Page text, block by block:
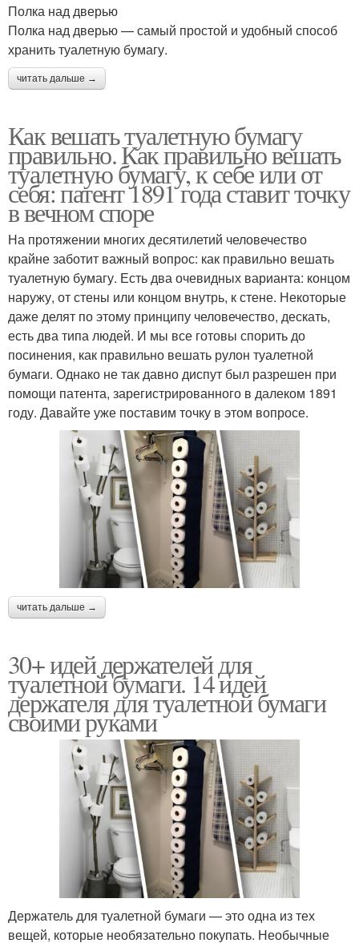
Полка над дверью
Полка над дверью — самый простой и удобный способ
хранить туалетную бумагу.
читать дальше →
Как вешать туалетную бумагу
правильно. Как правильно вешать
туалетную бумагу, к себе или от
себя: патент 1891 года ставит точку
в вечном споре
На протяжении многих десятилетий человечество
крайне заботит важный вопрос: как правильно вешать
туалетную бумагу. Есть два очевидных варианта: концом
наружу, от стены или концом внутрь, к стене. Некоторые
даже делят по этому принципу человечество, дескать,
есть два типа людей. И мы все готовы спорить до
посинения, как правильно вешать рулон туалетной
бумаги. Однако не так давно диспут был разрешен при
помощи патента, зарегистрированного в далеком 1891
году. Давайте уже поставим точку в этом вопросе.
читать дальше →
30+ идей держателей для
туалетной бумаги. 14 идей
держателя для туалетной бумаги
своими руками
Держатель для туалетной бумаги — это одна из тех
вещей, которые необязательно покупать. Необычные